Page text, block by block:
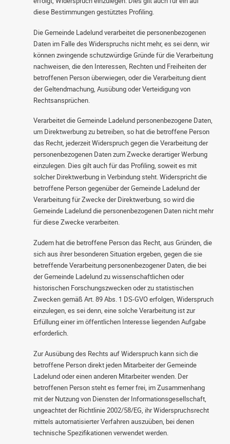
diese Bestimmungen gestütztes Profiling.
Die Gemeinde Ladelund verarbeitet die personenbezogenen
Daten im Falle des Widerspruchs nicht mehr, es sei denn, wir
können zwingende schutzwürdige Gründe für die Verarbeitung
nachweisen, die den Interessen, Rechten und Freiheiten der
betroffenen Person überwiegen, oder die Verarbeitung dient
der Geltendmachung, Ausübung oder Verteidigung von
Rechtsansprüchen.
Verarbeitet die Gemeinde Ladelund personenbezogene Daten,
um Direktwerbung zu betreiben, so hat die betroffene Person
das Recht, jederzeit Widerspruch gegen die Verarbeitung der
personenbezogenen Daten zum Zwecke derartiger Werbung
einzulegen. Dies gilt auch für das Profiling, soweit es mit
solcher Direktwerbung in Verbindung steht. Widerspricht die
betroffene Person gegenüber der Gemeinde Ladelund der
Verarbeitung für Zwecke der Direktwerbung, so wird die
Gemeinde Ladelund die personenbezogenen Daten nicht mehr
für diese Zwecke verarbeiten.
Zudem hat die betroffene Person das Recht, aus Gründen, die
sich aus ihrer besonderen Situation ergeben, gegen die sie
betreffende Verarbeitung personenbezogener Daten, die bei
der Gemeinde Ladelund zu wissenschaftlichen oder
historischen Forschungszwecken oder zu statistischen
Zwecken gemäß Art. 89 Abs. 1 DS-GVO erfolgen, Widerspruch
einzulegen, es sei denn, eine solche Verarbeitung ist zur
Erfüllung einer im öffentlichen Interesse liegenden Aufgabe
erforderlich.
Zur Ausübung des Rechts auf Widerspruch kann sich die
betroffene Person direkt jeden Mitarbeiter der Gemeinde
Ladelund oder einen anderen Mitarbeiter wenden. Der
betroffenen Person steht es ferner frei, im Zusammenhang
mit der Nutzung von Diensten der Informationsgesellschaft,
ungeachtet der Richtlinie 2002/58/EG, ihr Widerspruchsrecht
mittels automatisierter Verfahren auszuüben, bei denen
technische Spezifikationen verwendet werden.